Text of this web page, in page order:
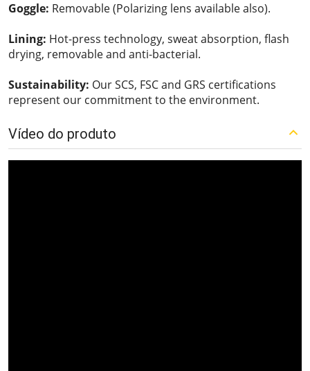
Goggle: Removable (Polarizing lens available also).
Lining: Hot-press technology, sweat absorption, flash
drying, removable and anti-bacterial.
Sustainability: Our SCS, FSC and GRS certifications
represent our commitment to the environment.
Vídeo do produto